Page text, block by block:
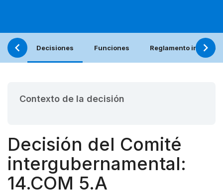
Decisiones Funciones Reglamento interno
Contexto de la decisión
Decisión del Comité
intergubernamental:
14.COM 5.A